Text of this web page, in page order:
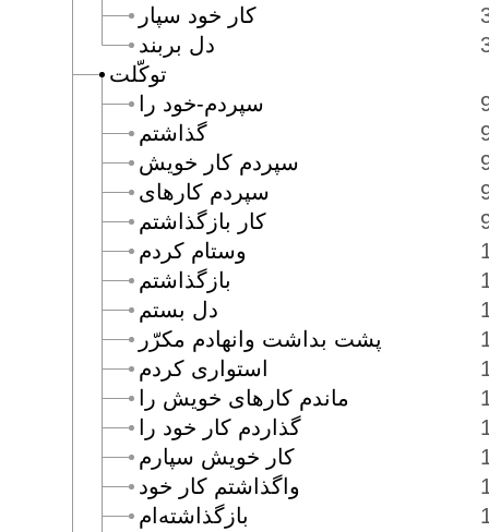
توكّلت
كار خود سپار
دل بربند
سپردم-خود را
گذاشتم
سپردم كار خويش
سپردم كارهاى
كار بازگذاشتم
وستام كردم
بازگذاشتم
دل بستم
پشت بداشت وانهادم مكرّر
استوارى كردم
ماندم كارهاى خويش را
گذاردم كار خود را
كار خويش سپارم
واگذاشتم كار خود
بازگذاشته‌ام